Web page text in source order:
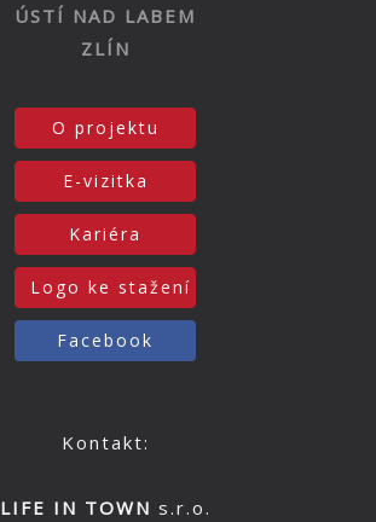
ÚSTÍ NAD LABEM
ZLÍN
O projektu
E-vizitka
Kariéra
Logo ke stažení
Facebook
Kontakt:
LIFE IN TOWN s.r.o.